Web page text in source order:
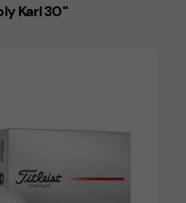
Karl 30"